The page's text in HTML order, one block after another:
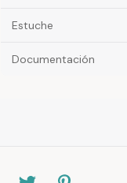
Estuche
Documentación